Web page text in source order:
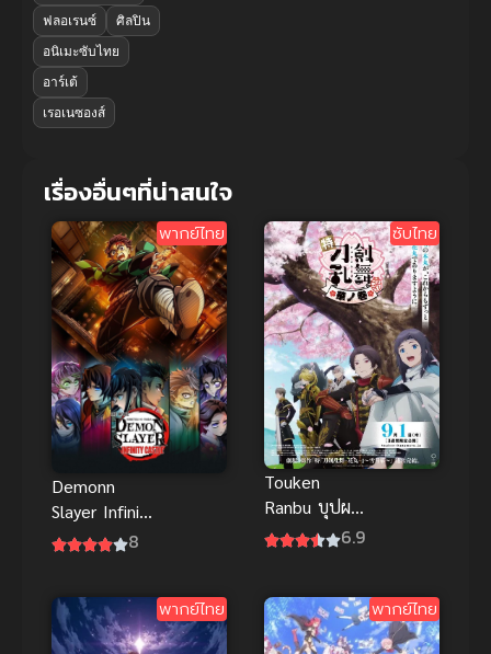
ฟลอเรนซ์
ศิลปิน
อนิเมะซับไทย
อาร์เต้
เรอเนซองส์
เรื่องอื่นๆที่น่าสนใจ
พากย์ไทย
Demonn
Slayer Infinity
Castle
8
ซับไทย
Touken
Ranbu บุปผา
บทแห่งบุปผา
เมะต่อสู้สุด
ป่วน
6.9
พากย์ไทย พากย์ไทย